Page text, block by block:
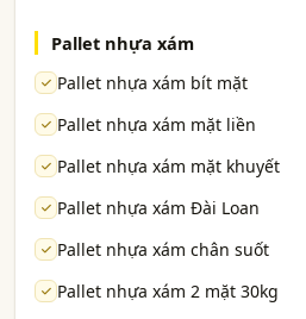
Pallet nhựa xám
Pallet nhựa xám bít mặt
Pallet nhựa xám mặt liền
Pallet nhựa xám mặt khuyết
Pallet nhựa xám Đài Loan
Pallet nhựa xám chân suốt
Pallet nhựa xám 2 mặt 30kg